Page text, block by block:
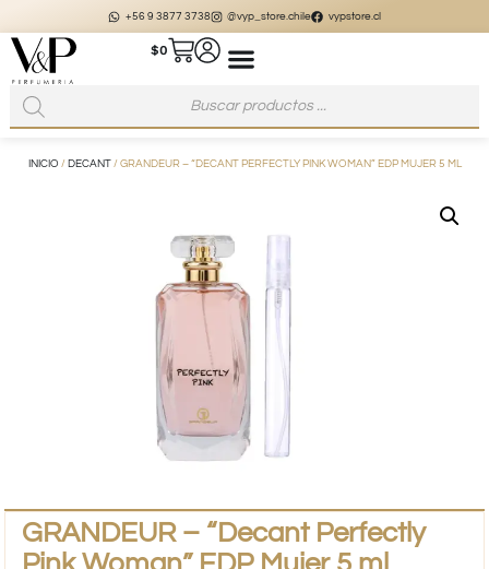
+56 9 3877 3738 @vyp_store.chile vypstore.cl
$0
INICIO / DECANT/ GRANDEUR – “DECANT PERFECTLY PINK WOMAN” EDP MUJER 5 ML
GRANDEUR – “Decant Perfectly